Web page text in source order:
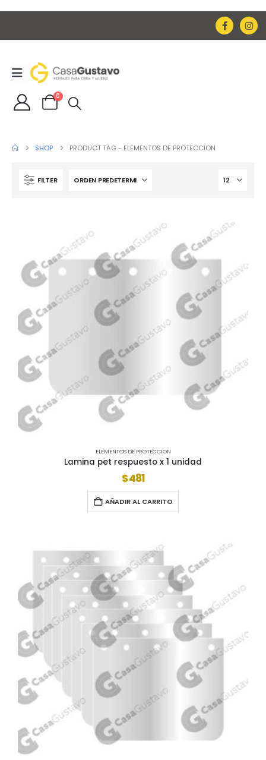
0
SHOP PRODUCT TAG - ELEMENTOS DE PROTECCION
FILTER
ELEMENTOS DE PROTECCION
Lamina pet respuesto x 1 unidad
$481
AÑADIR AL CARRITO